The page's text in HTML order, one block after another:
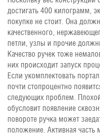
достигать 400 килограмм,
покупке не стоит. Она
качественного,
петли, узлы и прочие
Качество ручек тоже
них происходит запуск
Если укомплектовать
почти стопроцентно
следующих проблем.
обусловит появление
повороте ручка может
положение. Активная часть